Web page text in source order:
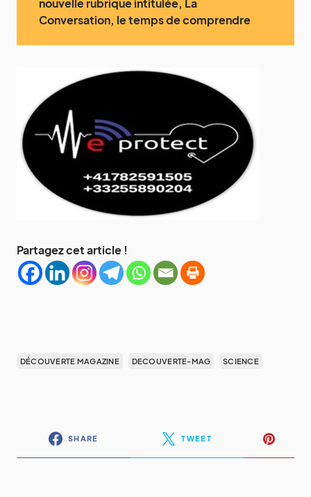
nouvelle rubrique intitulée, La
Conversation, le temps de comprendre
Partagez cet article !
DÉCOUVERTE MAGAZINE DECOUVERTE-MAG SCIENCE
SHARE TWEET